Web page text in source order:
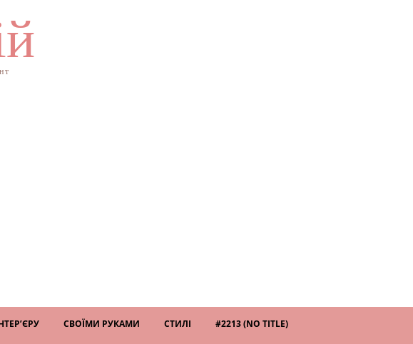
СВОЇМИ РУКАМИ СТИЛІ #2213 (NO TITLE)